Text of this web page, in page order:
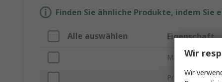
Finden Sie ähnliche Produkte, indem
Alle auswählen Eigenschaft
Marke
Produkt Typ
Wir
Wir